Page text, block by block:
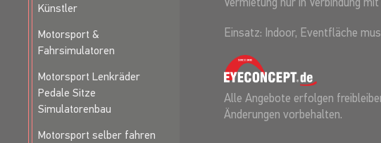
Künstler
Motorsport &
Fahrsimulatoren
Motorsport Lenkräder
Pedale Sitze
Simulatorenbau
Motorsport selber fahren
Einsatz: Indoor, Eventfläche
Alle Angebote erfolgen
Änderungen vorbehalten.